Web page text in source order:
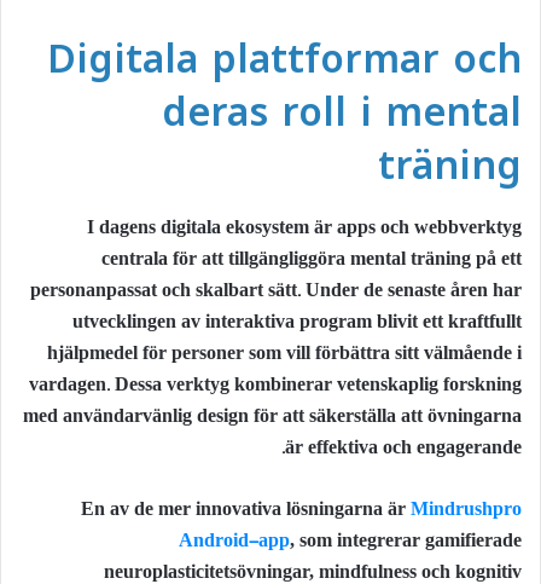
Digitala plattformar och
deras roll i mental
träning
I dagens digitala ekosystem är apps och webbverktyg
centrala för att tillgängliggöra mental träning på ett
personanpassat och skalbart sätt. Under de senaste åren har
utvecklingen av interaktiva program blivit ett kraftfullt
hjälpmedel för personer som vill förbättra sitt välmående i
vardagen. Dessa verktyg kombinerar vetenskaplig forskning
med användarvänlig design för att säkerställa att övningarna
är effektiva och engagerande.
En av de mer innovativa lösningarna är Mindrushpro
Android-app, som integrerar gamifierade
neuroplasticitetsövningar, mindfulness och kognitiv